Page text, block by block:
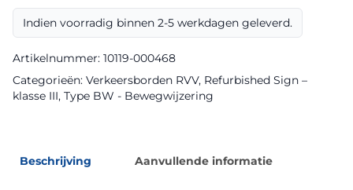
Sign
aantal
Indien voorradig binnen 2-5 werkdagen geleverd.
Artikelnummer: 10119-000468
Categorieën: Verkeersborden RVV, Refurbished Sign –
klasse III, Type BW - Bewegwijzering
Beschrijving Aanvullende informatie